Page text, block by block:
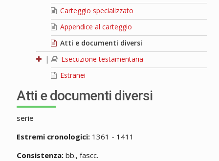
Carteggio specializzato
Appendice al carteggio
Atti e documenti diversi
|
Esecuzione testamentaria
Estranei
Atti e documenti diversi
serie
Estremi cronologici:1361 - 1411
Consistenza:bb., fascc.